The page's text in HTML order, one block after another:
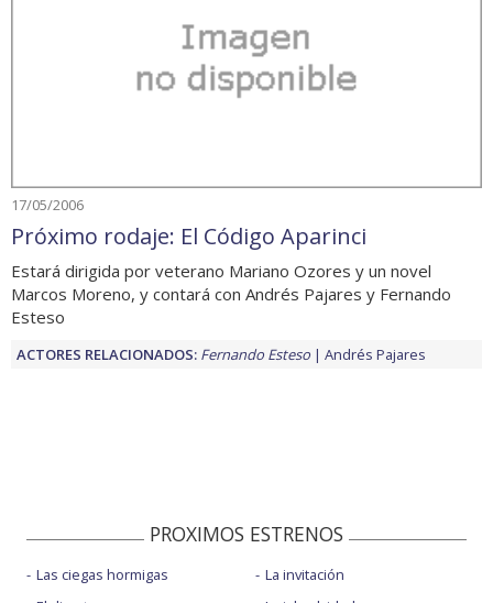
17/05/2006
Próximo rodaje: El Código Aparinci
Estará dirigida por veterano Mariano Ozores y un novel
Marcos Moreno, y contará con Andrés Pajares y Fernando
Esteso
ACTORES RELACIONADOS: Fernando Esteso Andrés Pajares
PROXIMOS ESTRENOS
Las ciegas hormigas
La invitación